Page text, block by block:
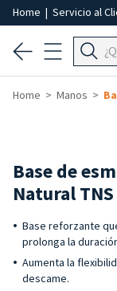
Home | Servicio al
Home Manos
Base de
Natural
Base reforzante
prolonga la
Aumenta la
descame.